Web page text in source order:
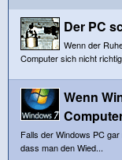
Der PC
Wenn der
Computer sich nicht
Wenn
Falls der Windows PC
dass man den Wied...